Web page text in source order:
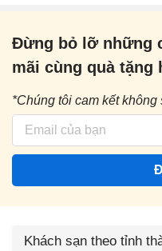
Đừng bỏ lỡ những
mãi cùng quà tặng
*Chúng tôi cam kết
Khách sạn theo tỉnh